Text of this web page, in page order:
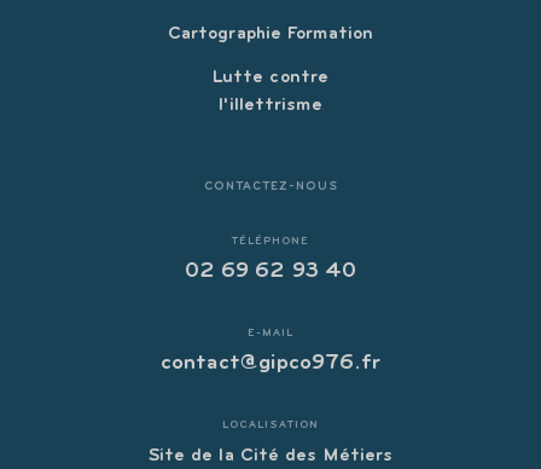
Cartographie Formation
Lutte contre
l'illettrisme
CONTACTEZ-NOUS
TÉLÉPHONE
02 69 62 93 40
E-MAIL
contact@gipco976.fr
LOCALISATION
Site de la Cité des Métiers